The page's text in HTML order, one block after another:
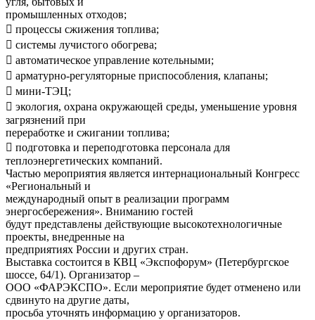
промышленных отходов;
 процессы сжижения топлива;
 системы лучистого обогрева;
 автоматическое управление котельными;
 арматурно-регуляторные приспособления, клапаны;
 мини-ТЭЦ;
 экология, охрана окружающей среды, уменьшение уровня
загрязнений при
переработке и сжигании топлива;
 подготовка и переподготовка персонала для
теплоэнергетических компаний.
Частью мероприятия является интернациональный Конгресс
«Региональный и
международный опыт в реализации программ
энергосбережения». Вниманию гостей
будут представлены действующие высокотехнологичные
проекты, внедренные на
предприятиях России и других стран.
Выставка состоится в КВЦ «Экспофорум» (Петербургское
шоссе, 64/1). Организатор –
ООО «ФАРЭКСПО». Если мероприятие будет отменено или
сдвинуто на другие даты,
просьба уточнять информацию у организаторов.